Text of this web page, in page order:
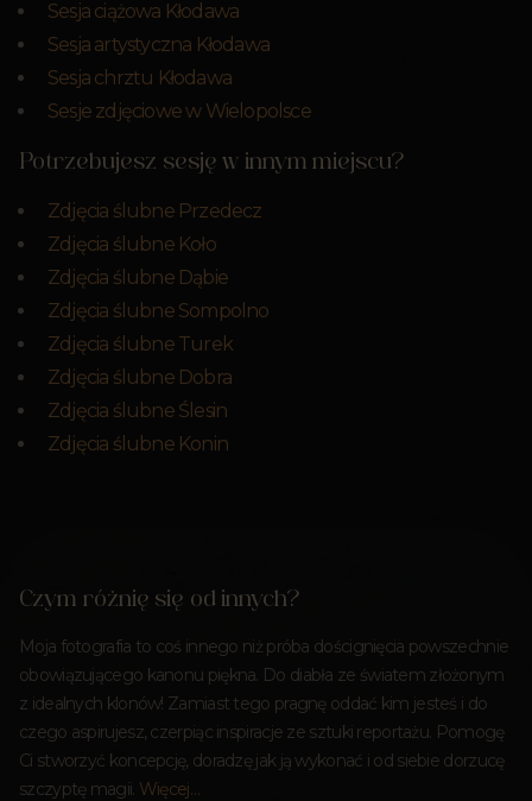
Sesja ciążowa Kłodawa
Sesja artystyczna Kłodawa
Sesja chrztu Kłodawa
Sesje zdjęciowe w Wielopolsce
Potrzebujesz sesję w innym miejscu?
Zdjęcia ślubne Przedecz
Zdjęcia ślubne Koło
Zdjęcia ślubne Dąbie
Zdjęcia ślubne Sompolno
Zdjęcia ślubne Turek
Zdjęcia ślubne Dobra
Zdjęcia ślubne Ślesin
Zdjęcia ślubne Konin
Czym różnię się od innych?
Moja fotografia to coś innego niż próba doścignięcia powszechnie
obowiązującego kanonu piękna. Do diabła ze światem złożonym
z idealnych klonów! Zamiast tego pragnę oddać kim jesteś i do
czego aspirujesz, czerpiąc inspiracje ze sztuki reportażu. Pomogę
Ci stworzyć koncepcję, doradzę jak ją wykonać i od siebie dorzucę
szczyptę magii. Więcej…